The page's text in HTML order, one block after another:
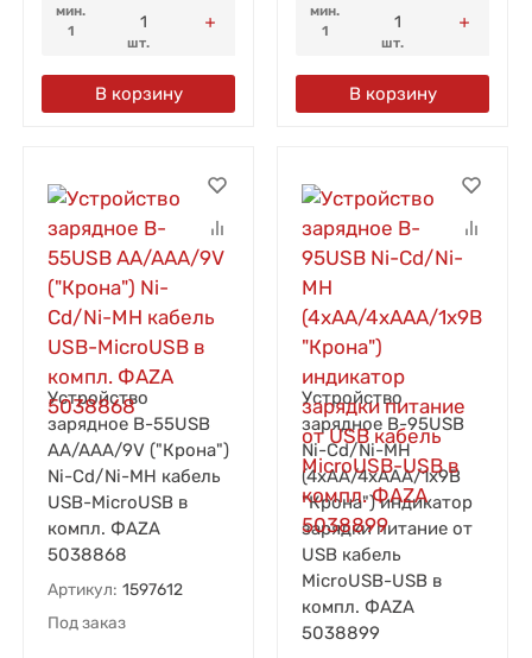
мин.
1
шт.
В корзину
мин.
1
шт.
В корзину
Устройство
зарядное B-55USB
AA/AAA/9V ("Крона")
Ni-Cd/Ni-MH кабель
USB-MicroUSB в
компл. ФАZА
5038868
Артикул: 1597612
Под заказ
Устройство
зарядное B-95USB
Ni-Cd/Ni-MH
(4хAA/4хAAA/1х9В
"Крона") индикатор
зарядки питание от
USB кабель
MicroUSB-USB в
компл. ФАZА
5038899